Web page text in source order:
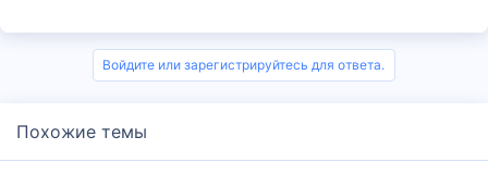
Войдите или зарегистрируйтесь для ответа.
Похожие темы